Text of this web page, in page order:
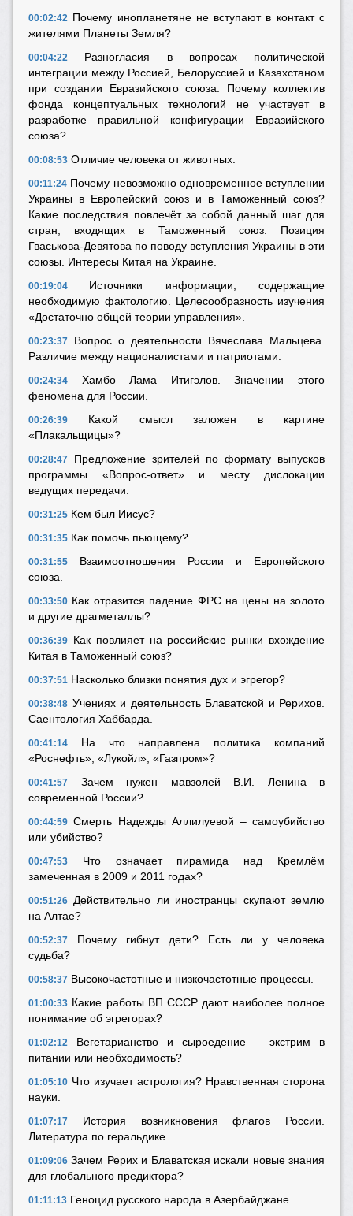
00:02:42 Почему инопланетяне не вступают в контакт с
жителями Планеты Земля?
00:04:22 Разногласия в вопросах политической
интеграции между Россией, Белоруссией и Казахстаном
при создании Евразийского союза. Почему коллектив
фонда концептуальных технологий не участвует в
разработке правильной конфигурации Евразийского
союза?
00:08:53 Отличие человека от животных.
00:11:24 Почему невозможно одновременное вступлении
Украины в Европейский союз и в Таможенный союз?
Какие последствия повлечёт за собой данный шаг для
стран, входящих в Таможенный союз. Позиция
Гваськова-Девятова по поводу вступления Украины в эти
союзы. Интересы Китая на Украине.
00:19:04
Источники информации, содержащие
необходимую фактологию. Целесообразность изучения
«Достаточно общей теории управления».
00:23:37 Вопрос о деятельности Вячеслава Мальцева.
Различие между националистами и патриотами.
00:24:34
Хамбо Лама Итигэлов. Значении этого
феномена для России.
00:26:39 Какой смысл заложен в картине
«Плакальщицы»?
00:28:47 Предложение зрителей по формату выпусков
программы «Вопрос-ответ» и месту дислокации
ведущих передачи.
00:31:25 Кем был Иисус?
00:31:35 Как помочь пьющему?
00:31:55 Взаимоотношения России и Европейского
союза.
00:33:50 Как отразится падение ФРС на цены на золото
и другие драгметаллы?
00:36:39 Как повлияет на российские рынки вхождение
Китая в Таможенный союз?
00:37:51 Насколько близки понятия дух и эгрегор?
00:38:48 Учениях и деятельность Блаватской и Рерихов.
Саентология Хаббарда.
00:41:14 На что направлена политика компаний
«Роснефть», «Лукойл», «Газпром»?
00:41:57 Зачем нужен мавзолей В.И. Ленина в
современной России?
00:44:59 Смерть Надежды Аллилуевой – самоубийство
или убийство?
00:47:53 Что означает пирамида над Кремлём
замеченная в 2009 и 2011 годах?
00:51:26 Действительно ли иностранцы скупают землю
на Алтае?
00:52:37 Почему гибнут дети? Есть ли у человека
судьба?
00:58:37 Высокочастотные и низкочастотные процессы.
01:00:33 Какие работы ВП СССР дают наиболее полное
понимание об эгрегорах?
01:02:12
Вегетарианство и сыроедение – экстрим в
питании или необходимость?
01:05:10 Что изучает астрология? Нравственная сторона
науки.
01:07:17
История возникновения флагов России.
Литература по геральдике.
01:09:06 Зачем Рерих и Блаватская искали новые знания
для глобального предиктора?
01:11:13 Геноцид русского народа в Азербайджане.